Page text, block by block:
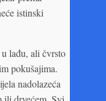
istinski
lađu, ali čvrsto
pokušajima.
nadolazeća